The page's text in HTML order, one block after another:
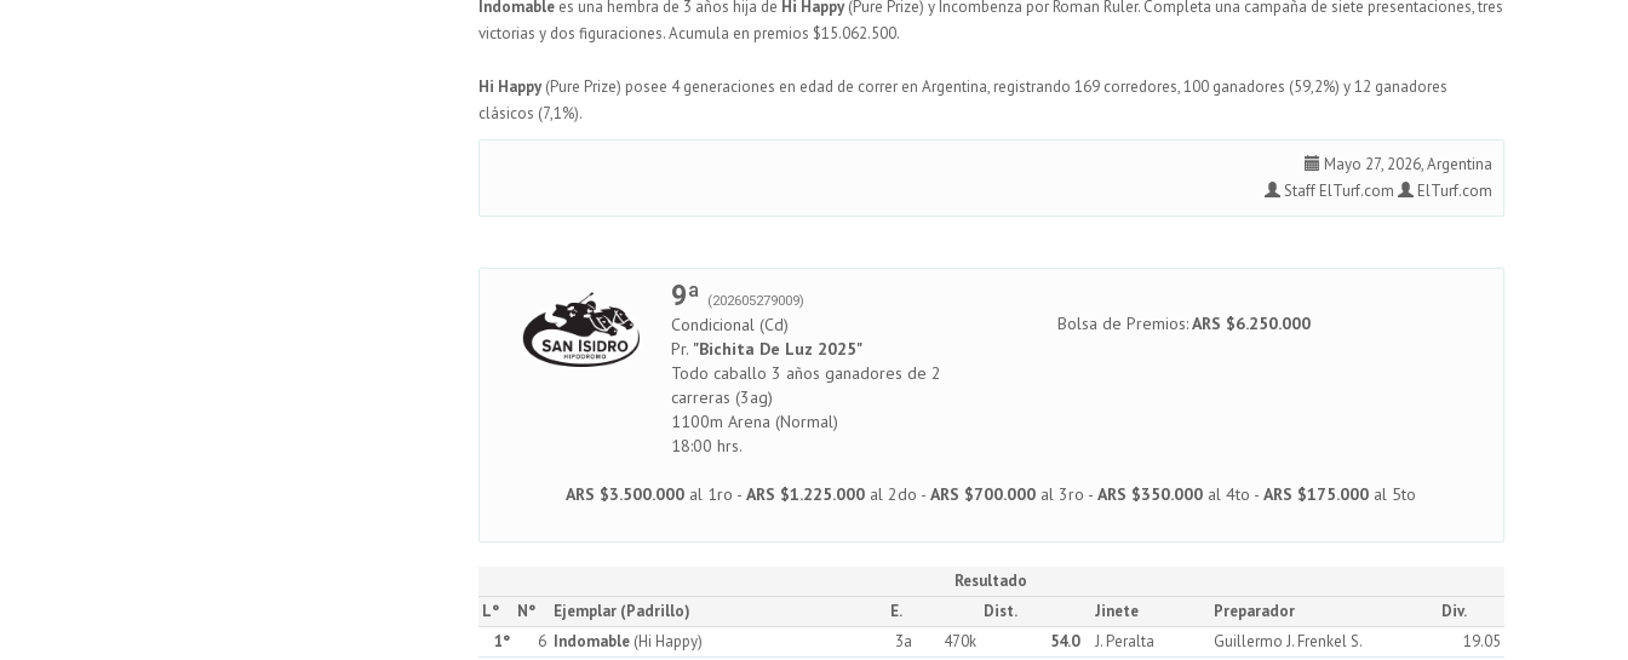
Indomablees una hembra de 3 años hija de Hi Happy(Pure Prize) y Incombenza por Roman Ruler. Completa una campaña de siete presentaciones, tres
victorias y dos figuraciones. Acumula en premios $15.062.500.
Hi Happy(Pure Prize) posee 4 generaciones en edad de correr en Argentina, registrando 169 corredores, 100 ganadores (59,2%) y 12 ganadores
clásicos (7,1%).
Mayo 27, 2026, Argentina
Staff ElTurf.com
ElTurf.com
9ª (202605279009)
Condicional (Cd)
Pr. "Bichita De Luz 2025"
Todo caballo 3 años ganadores de 2
carreras (3ag)
1100m Arena (Normal)
18:00 hrs.
Bolsa de Premios:ARS $6.250.000
ARS $3.500.000 al 1ro - ARS $1.225.000 al 2do - ARS $700.000 al 3ro - ARS $350.000 al 4to - ARS $175.000 al 5to
Resultado
L°
N° Ejemplar (Padrillo) E. Dist. Jinete Preparador
Div.
1°
6 Indomable (Hi Happy) 3a 470k 54.0 J. Peralta Guillermo J. Frenkel S.
19.05